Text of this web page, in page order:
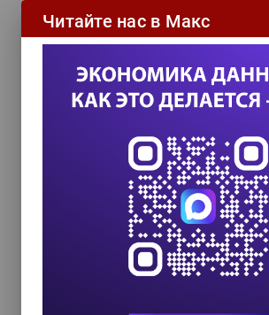
С таким же объемом
Streams, нет. Сегодня на
выступающие говорили об
– о разнородности данных, но
упомянул разнородные
например видео, аудио, тексты.
вендоров пока не работают с
разнородной информации. А у
области уже очень зрелый продукт.
Сегодня предлагается не одна
коммерческая реализация
работы с Большими Данными
Hadoop. Что выделяет
BigInsights?
Читайте нас в Макс